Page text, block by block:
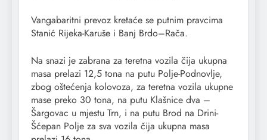
Vangabaritni prevoz kretaće se putnim pravcima
Stanić Rijeka-Karuše i Banj Brdo–Rača.
Na snazi je zabrana za teretna vozila čija ukupna
masa prelazi 12,5 tona na putu Polje-Podnovlje,
zbog oštećenja kolovoza, za teretna vozila ukupne
mase preko 30 tona, na putu Klašnice dva –
Šargovac u mjestu Trn, i na putu Brod na Drini-
Šćepan Polje za sva vozila čija ukupna masa